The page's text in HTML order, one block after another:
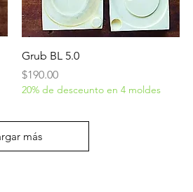
Vista rápida
Grub BL 5.0
Precio
$190.00
20% de desceunto en 4 moldes
más